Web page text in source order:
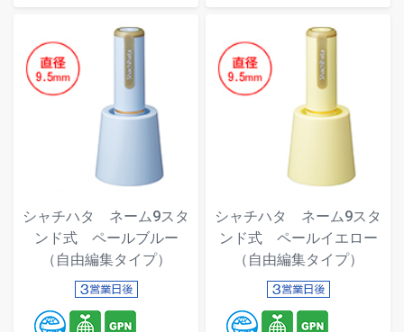
シャチハタ ネーム9スタ
ンド式 ペールブルー
（自由編集タイプ）
シャチハタ ネーム9スタ
ンド式 ペールイエロー
（自由編集タイプ）